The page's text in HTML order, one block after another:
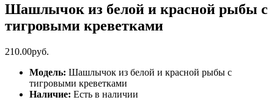
Шашлычок из белой и красной рыбы с
тигровыми креветками
210.00руб.
Модель: Шашлычок из белой и красной рыбы с
тигровыми креветками
Наличие: Есть в наличии